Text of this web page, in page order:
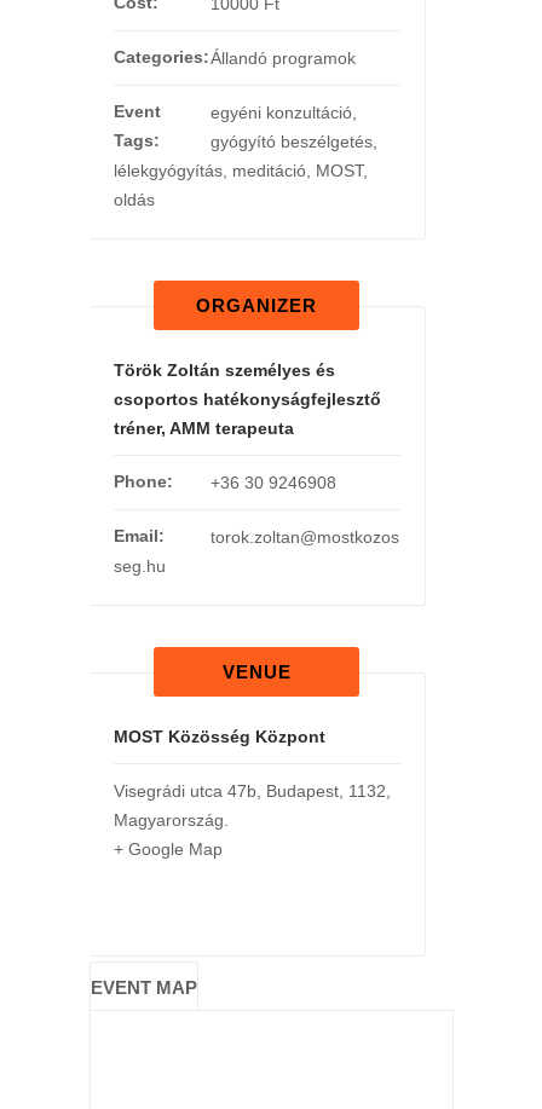
Categories:Állandó programok
Event
Tags:
egyéni konzultáció,
gyógyító beszélgetés,
lélekgyógyítás, meditáció, MOST,
oldás
ORGANIZER
Török Zoltán személyes és
csoportos hatékonyságfejlesztő
tréner, AMM terapeuta
Phone: +36 30 9246908
Email:
torok.zoltan@mostkozos
seg.hu
VENUE
MOST Közösség Központ
Visegrádi utca 47b, Budapest, 1132
Magyarország
+ Google Map
EVENT MAP